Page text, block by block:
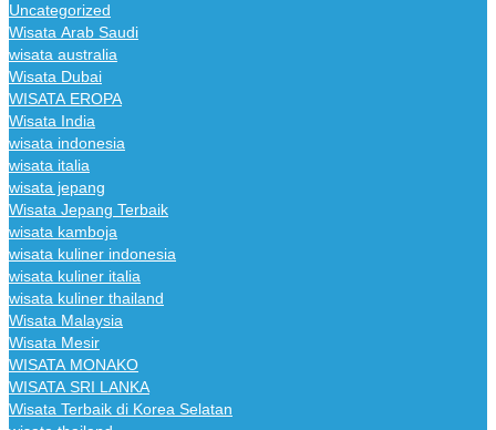
Uncategorized
Wisata Arab Saudi
wisata australia
Wisata Dubai
WISATA EROPA
Wisata India
wisata indonesia
wisata italia
wisata jepang
Wisata Jepang Terbaik
wisata kamboja
wisata kuliner indonesia
wisata kuliner italia
wisata kuliner thailand
Wisata Malaysia
Wisata Mesir
WISATA MONAKO
WISATA SRI LANKA
Wisata Terbaik di Korea Selatan